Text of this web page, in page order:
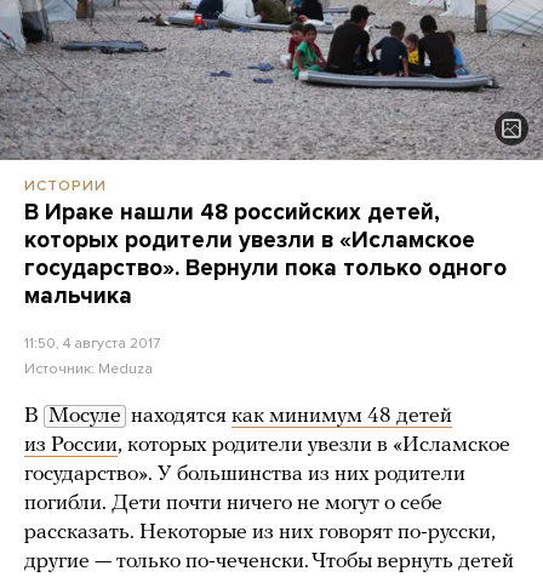
ИСТОРИИ
В Ираке нашли 48 российских детей,
которых родители увезли в «Исламское
государство». Вернули пока только одного
мальчика
11:50, 4 августа 2017
Источник: Meduza
В Мосуле находятся как минимум 48 детей
из России, которых родители увезли в «Исламское
государство». У большинства из них родители
погибли. Дети почти ничего не могут о себе
рассказать. Некоторые из них говорят по-русски,
другие — только по-чеченски. Чтобы вернуть детей